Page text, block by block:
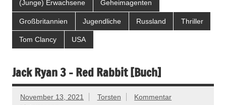
(Junge) Erwachsene Geheimagenten
Großbritannien Jugendliche Russland Thriller
Tom Clancy USA
Jack Ryan 3 – Red Rabbit [Buch]
November 13, 2021 Torsten
Kommentar